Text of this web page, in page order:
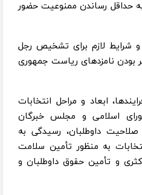
به حداقل رساندن ممنوعیت حضور
و شرایط لازم برای تشخیص رجل
بودن نامزدهای ریاست جمهوری
ابعاد و مراحل انتخابات
اسلامی و مجلس خبرگان
داوطلبان، رسیدگی به
به منظور تأمین سلامت
و تأمین حقوق داوطلبان و